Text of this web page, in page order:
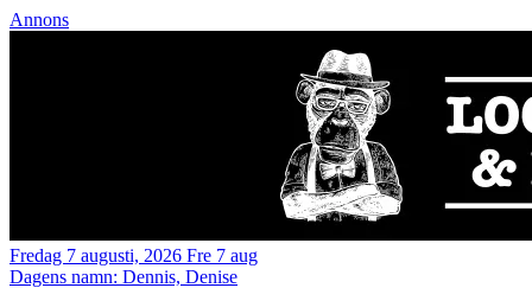
Annons
Fredag 7 augusti, 2026 Fre 7 aug
Dagens namn: Dennis, Denise